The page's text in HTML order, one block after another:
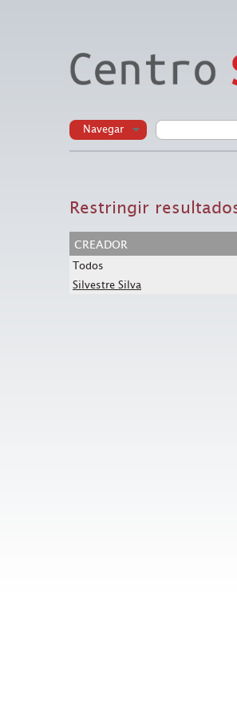
Navegar
Restringir
creador
Todos
Silvestre Silva